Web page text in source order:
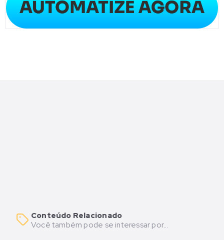
Conteúdo Relacionado
Você também pode se interessar por...